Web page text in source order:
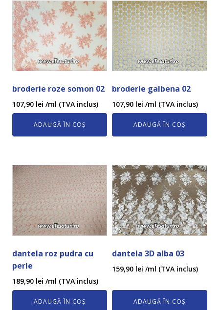
broderie roze somon 02
107,90 lei /ml (TVA inclus)
ADAUGĂ ÎN COȘ
broderie galbena 02
107,90 lei /ml (TVA inclus)
ADAUGĂ ÎN COȘ
dantela roz pudra cu
perle
189,90 lei /ml (TVA inclus)
ADAUGĂ ÎN COȘ
dantela 3D alba 03
159,90 lei /ml (TVA inclus)
ADAUGĂ ÎN COȘ